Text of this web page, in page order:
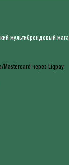
мультибрендовый